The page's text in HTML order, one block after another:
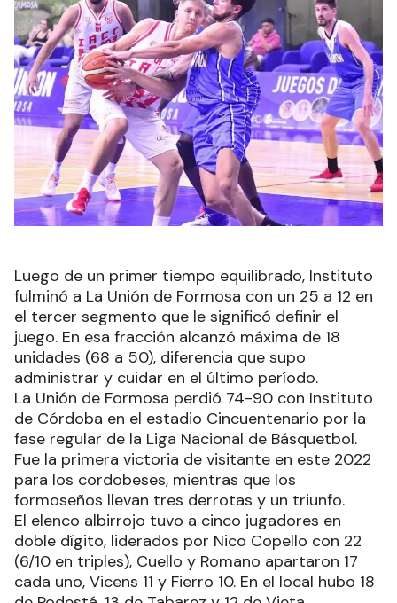
Luego de un primer tiempo equilibrado, Instituto
fulminó a La Unión de Formosa con un 25 a 12 en
el tercer segmento que le significó definir el
juego. En esa fracción alcanzó máxima de 18
unidades (68 a 50), diferencia que supo
administrar y cuidar en el último período.
La Unión de Formosa perdió 74-90 con Instituto
de Córdoba en el estadio Cincuentenario por la
fase regular de la Liga Nacional de Básquetbol.
Fue la primera victoria de visitante en este 2022
para los cordobeses, mientras que los
formoseños llevan tres derrotas y un triunfo.
El elenco albirrojo tuvo a cinco jugadores en
doble dígito, liderados por Nico Copello con 22
(6/10 en triples), Cuello y Romano apartaron 17
cada uno, Vicens 11 y Fierro 10. En el local hubo 18